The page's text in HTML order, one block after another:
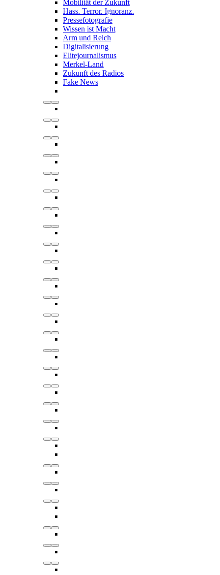
Mobilität der Zukunft
Hass. Terror. Ignoranz.
Pressefotografie
Wissen ist Macht
Arm und Reich
Digitalisierung
Elitejournalismus
Merkel-Land
Zukunft des Radios
Fake News